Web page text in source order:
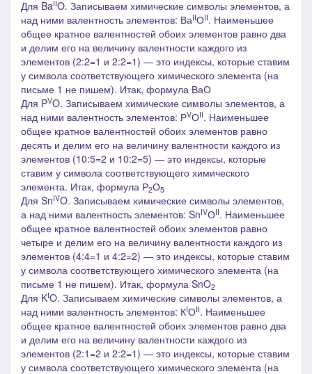
Для BaIIO. Записываем химические символы элементов, а
над ними валентность элементов: ВаIIОII. Наименьшее
общее кратное валентностей обоих элементов равно два
и делим его на величину валентности каждого из
элементов (2:2=1 и 2:2=1) ― это индексы, которые ставим
у символа соответствующего химического элемента (на
письме 1 не пишем). Итак, формула ВаО
Для PVO. Записываем химические символы элементов, а
над ними валентность элементов: РVОII. Наименьшее
общее кратное валентностей обоих элементов равно
десять и делим его на величину валентности каждого из
элементов (10:5=2 и 10:2=5) ― это индексы, которые
ставим у символа соответствующего химического
элемента. Итак, формула Р2О5
Для SnIVO. Записываем химические символы элементов,
а над ними валентность элементов: SnIVОII. Наименьшее
общее кратное валентностей обоих элементов равно
четыре и делим его на величину валентности каждого из
элементов (4:4=1 и 4:2=2) ― это индексы, которые ставим
у символа соответствующего химического элемента (на
письме 1 не пишем). Итак, формула SnO2
Для KIO. Записываем химические символы элементов, а
над ними валентность элементов: КIОII. Наименьшее
общее кратное валентностей обоих элементов равно два
и делим его на величину валентности каждого из
элементов (2:1=2 и 2:2=1) ― это индексы, которые ставим
у символа соответствующего химического элемента (на